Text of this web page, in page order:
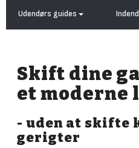
Udendørs guides
Skift dine
et moderne
- uden at skifte
gerigter